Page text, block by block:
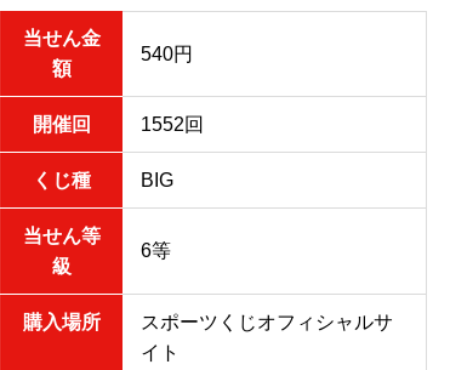
当せん金
額
540円
開催回 1552回
くじ種 BIG
当せん等
級
6等
購入場所
スポーツくじオフィシャルサ
イト